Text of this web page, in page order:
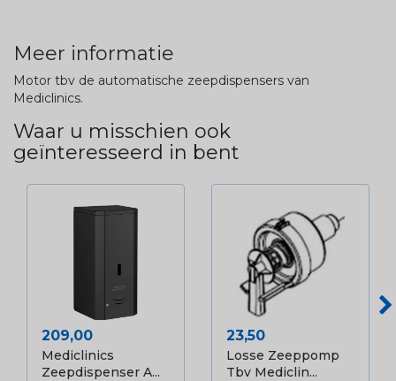
Meer informatie
Motor tbv de automatische zeepdispensers van
Mediclinics.
Waar u misschien ook
geïnteresseerd in bent
Prijs
209,00
Mediclinics
Zeepdispenser A...
Prijs
23,50
Losse Zeeppomp
Tbv Mediclin...